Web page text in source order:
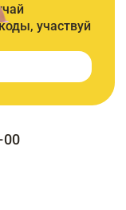
участвуй
00